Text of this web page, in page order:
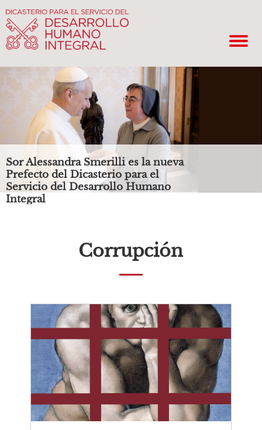
Sor Alessandra Smerilli es la nueva
Prefecto del Dicasterio para el
Servicio del Desarrollo Humano
Integral
Corrupción